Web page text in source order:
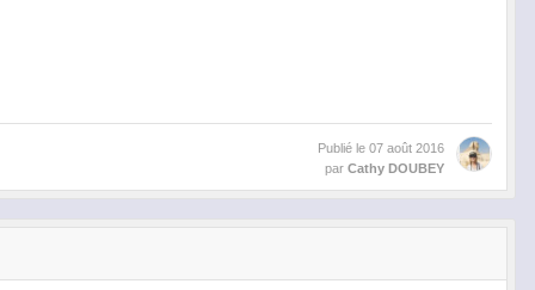
Publié le 07 août 2016
par Cathy DOUBEY